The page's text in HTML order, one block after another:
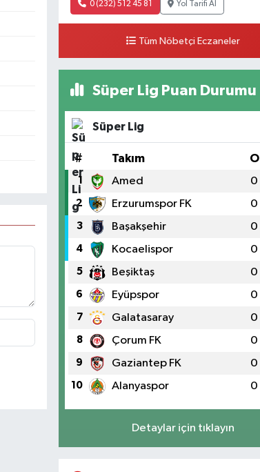
0 (232) 512 45 81 Yol Tarifi Al
Tüm Nöbetçi Eczaneler
Süper Lig Puan Durumu
Süper Lig
# Takım O
1 Amed 0
2 Erzurumspor FK 0
3 Başakşehir 0
4 Kocaelispor 0
5 Beşiktaş 0
6 Eyüpspor 0
7 Galatasaray 0
8 Çorum FK 0
9 Gaziantep FK 0
10 Alanyaspor 0
Detaylar için tıklayın